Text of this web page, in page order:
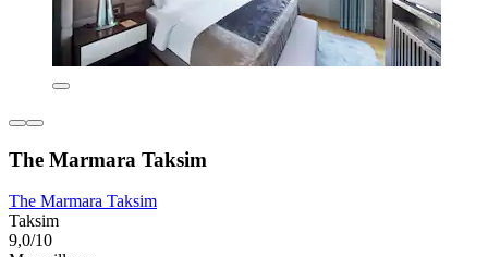
The Marmara Taksim
The Marmara Taksim
Taksim
9,0/10